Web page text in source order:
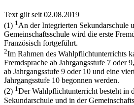
Text gilt seit 02.08.2019
(1) 1 An der Integrierten Sekundarschule
Gemeinschaftsschule wird die erste
Französisch fortgeführt.
2Im Rahmen des Wahlpflichtunterrichts
Fremdsprache ab Jahrgangsstufe 7 oder
ab Jahrgangsstufe 9 oder 10 und eine
Jahrgangsstufe 10 begonnen werden.
(2) 1Der Wahlpflichtunterricht besteht in
Sekundarschule und in der